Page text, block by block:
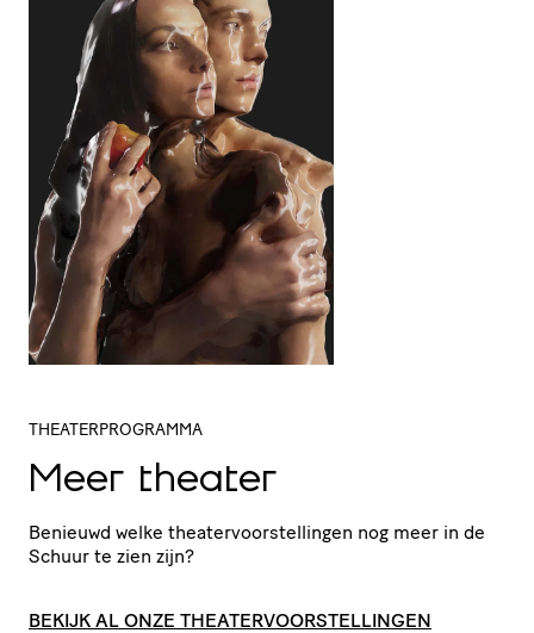
THEATERPROGRAMMA
Meer theater
Benieuwd welke thea­ter­voor­stel­lingen nog meer in de
Schuur te zien zijn?
BEKIJK AL ONZE THEATERVOORSTELLINGEN